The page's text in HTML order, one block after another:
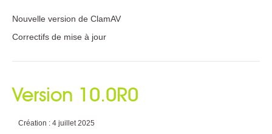
Documentation
Mises à jour
Mises à jour à distance
Nouvelle version de ClamAV
Correctifs de mise à jour
Version 10.0R0
Création : 4 juillet 2025